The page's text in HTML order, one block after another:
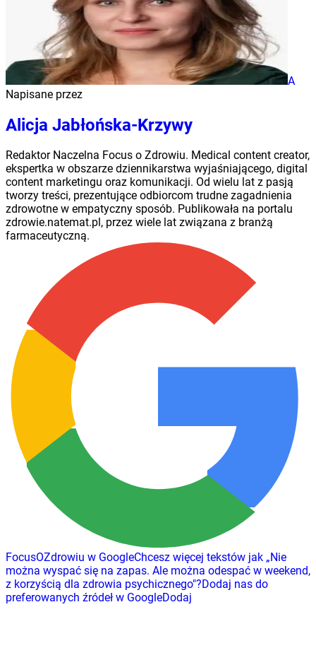
A
Napisane przez
Alicja Jabłońska-Krzywy
Redaktor Naczelna Focus o Zdrowiu. Medical content creator,
ekspertka w obszarze dziennikarstwa wyjaśniającego, digital
content marketingu oraz komunikacji. Od wielu lat z pasją
tworzy treści, prezentujące odbiorcom trudne zagadnienia
zdrowotne w empatyczny sposób. Publikowała na portalu
zdrowie.natemat.pl, przez wiele lat związana z branżą
farmaceutyczną.
FocusOZdrowiu w GoogleChcesz więcej tekstów jak „Nie
można wyspać się na zapas. Ale można odespać w weekend,
z korzyścią dla zdrowia psychicznego"?Dodaj nas do
preferowanych źródeł w GoogleDodaj